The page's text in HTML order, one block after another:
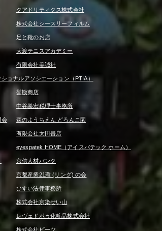
クアドリティクス株式会社
株式会社シースリーフィルム
足と靴のお店
大渡テニスアカデミー
有限会社美誠社
ョナルアソシエーション（PTIA）
誉勘商店
中谷義宏税理士事務所
会 森のようちえん どろんこ園
有限会社太田畳店
eyespatek HOME（アイスパテック ホーム）
京信人材バンク
京都産業21環 (リング) の会
ひすい法律事務所
株式会社京染せい山
レヴェドボゥ化粧品株式会社
株式会社ビーツ